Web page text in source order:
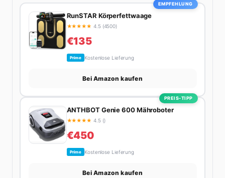
EMPFEHLUNG
RunSTAR Körperfettwaage
★★★★★ 4.5 (4500)
€135
Prime Kostenlose Lieferung
Bei Amazon kaufen
PREIS-TIPP
ANTHBOT Genie 600 Mähroboter
★★★★★ 4.5 ()
€450
Prime Kostenlose Lieferung
Bei Amazon kaufen